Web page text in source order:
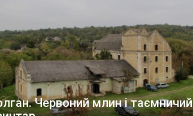
Червоний млин і таємничий